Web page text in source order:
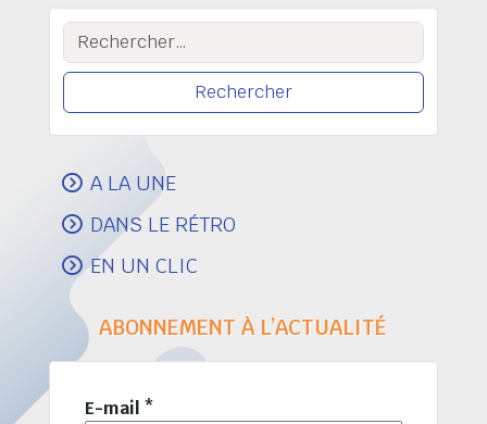
Rechercher :
A LA UNE
DANS LE RÉTRO
EN UN CLIC
ABONNEMENT À L’ACTUALITÉ
E-mail *